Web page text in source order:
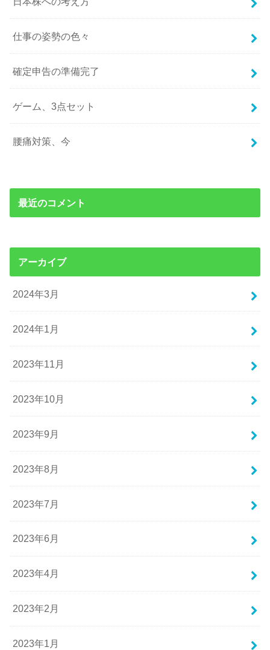
仕事の姿勢の色々
確定申告の準備完了
ゲーム、3点セット
腰痛対策、今
最近のコメント
アーカイブ
2024年3月
2024年1月
2023年11月
2023年10月
2023年9月
2023年8月
2023年7月
2023年6月
2023年4月
2023年2月
2023年1月